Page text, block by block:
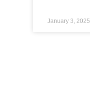
January 3, 2025